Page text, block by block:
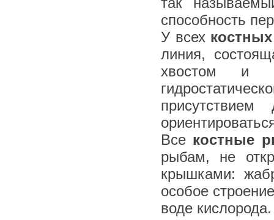
способность
У всех
линия,
хвостом и
Все костные
рыбам, не
крышками:
особое
воде кислорода.